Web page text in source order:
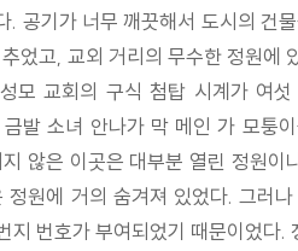
공기가 너무 깨끗해서 도시의 건
었고, 교외 거리의 무수한 정원에
모 교회의 구식 첨탑 시계가 여
발 소녀 안나가 막 메인 가 모퉁
않은 이곳은 대부분 열린 정원
원에 거의 숨겨져 있었다. 그러
번호가 부여되었기 때문이었다